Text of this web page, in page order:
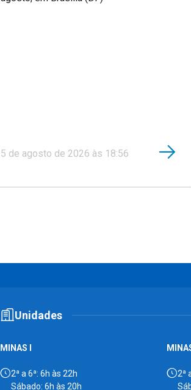
5 de agosto de 2026 às 18:56
Unidades
MINAS I
2ª a 6ª: 6h às 22h
Sábado: 6h às 20h
2ª